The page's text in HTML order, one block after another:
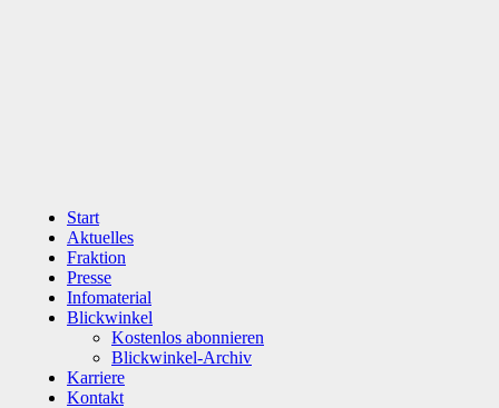
Start
Aktuelles
Fraktion
Presse
Infomaterial
Blickwinkel
Kostenlos abonnieren
Blickwinkel-Archiv
Karriere
Kontakt